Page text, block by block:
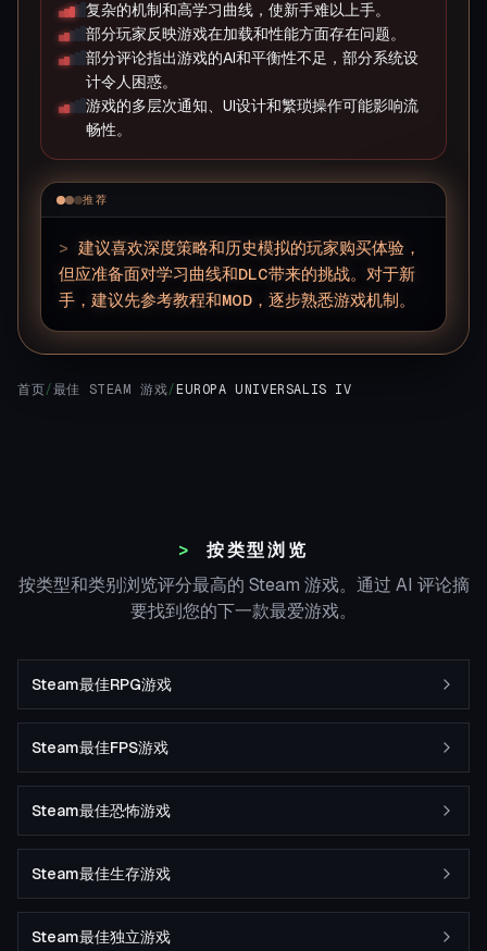
复杂的机制和高学习曲线，使新手难以上手。
部分玩家反映游戏在加载和性能方面存在问题。
部分评论指出游戏的AI和平衡性不足，部分系统设
计令人困惑。
游戏的多层次通知、UI设计和繁琐操作可能影响流
畅性。
推荐
> 建议喜欢深度策略和历史模拟的玩家购买体验，
但应准备面对学习曲线和DLC带来的挑战。对于新
手，建议先参考教程和MOD，逐步熟悉游戏机制。
首页/最佳 STEAM 游戏/ EUROPA UNIVERSALIS IV
按类型浏览
按类型和类别浏览评分最高的 Steam 游戏。通过 AI 评论摘
要找到您的下一款最爱游戏。
Steam最佳RPG游戏
Steam最佳FPS游戏
Steam最佳恐怖游戏
Steam最佳生存游戏
Steam最佳独立游戏